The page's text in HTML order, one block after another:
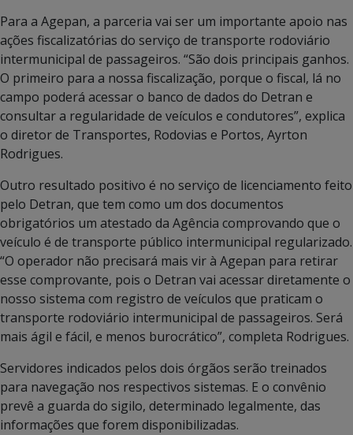
Para a Agepan, a parceria vai ser um importante apoio nas
ações fiscalizatórias do serviço de transporte rodoviário
intermunicipal de passageiros. “São dois principais ganhos.
O primeiro para a nossa fiscalização, porque o fiscal, lá no
campo poderá acessar o banco de dados do Detran e
consultar a regularidade de veículos e condutores”, explica
o diretor de Transportes, Rodovias e Portos, Ayrton
Rodrigues.
Outro resultado positivo é no serviço de licenciamento feito
pelo Detran, que tem como um dos documentos
obrigatórios um atestado da Agência comprovando que o
veículo é de transporte público intermunicipal regularizado.
“O operador não precisará mais vir à Agepan para retirar
esse comprovante, pois o Detran vai acessar diretamente o
nosso sistema com registro de veículos que praticam o
transporte rodoviário intermunicipal de passageiros. Será
mais ágil e fácil, e menos burocrático”, completa Rodrigues.
Servidores indicados pelos dois órgãos serão treinados
para navegação nos respectivos sistemas. E o convênio
prevê a guarda do sigilo, determinado legalmente, das
informações que forem disponibilizadas.